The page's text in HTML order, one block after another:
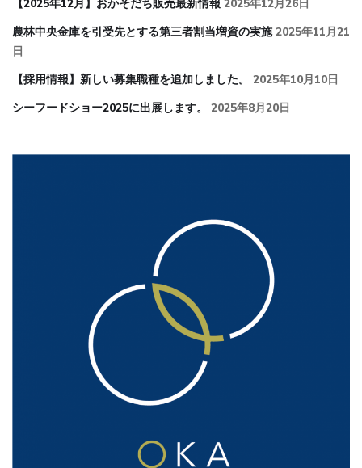
【2025年12月】おかそだち販売最新情報 2025年12月26日
農林中央金庫を引受先とする第三者割当増資の実施 2025年11月21
日
【採用情報】新しい募集職種を追加しました。
2025年10月10日
シーフードショー2025に出展します。
2025年8月20日